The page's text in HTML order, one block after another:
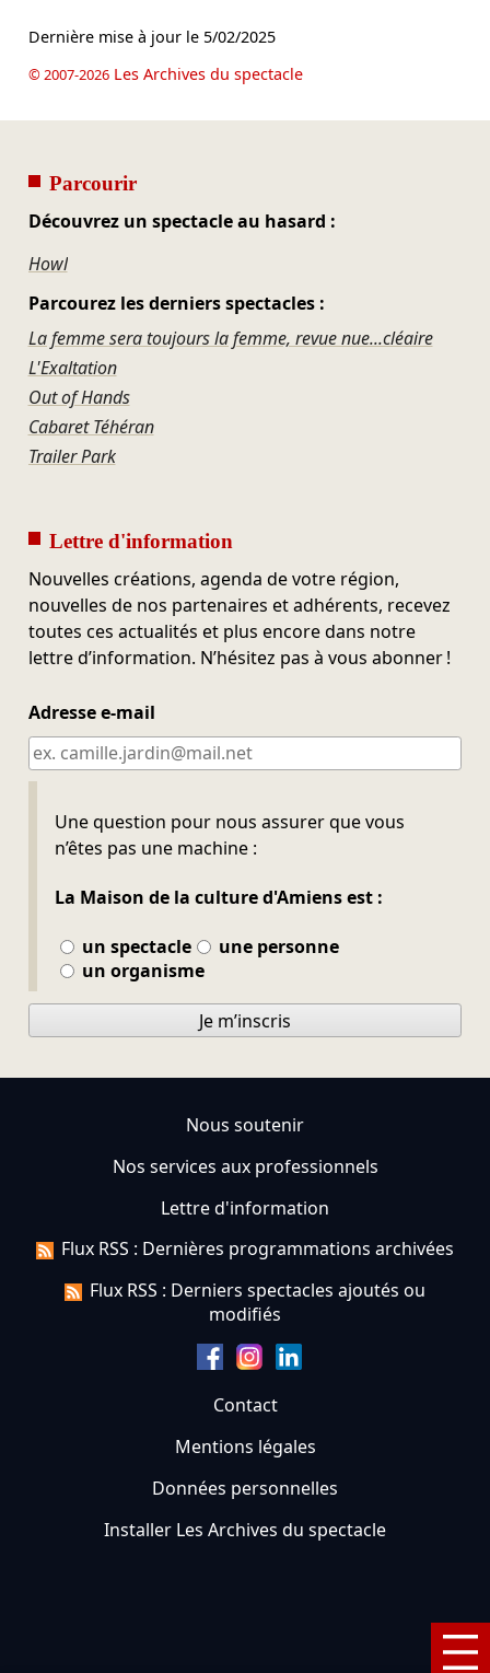
Dernière mise à jour le 5/02/2025
© 2007-2026Les Archives du spectacle
Parcourir
Découvrez un spectacle au hasard :
Howl
Parcourez les derniers spectacles :
La femme sera toujours la femme, revue nue...cléaire
L'Exaltation
Out of Hands
Cabaret Téhéran
Trailer Park
Lettre d'information
Nouvelles créations, agenda de votre région,
nouvelles de nos partenaires et adhérents, recevez
toutes ces actualités et plus encore dans notre
lettre d’information. N’hésitez pas à vous abonner !
Adresse e-mail
Une question pour nous assurer que vous
n’êtes pas une machine :
La Maison de la culture d'Amiens est :
un spectacle
une personne
un organisme
Ne pas remplir
Je m’inscris
Nous soutenir
Nos services aux professionnels
Lettre d'information
Flux RSS : Dernières programmations archivées
Flux RSS : Derniers spectacles ajoutés ou
modifiés
Contact
Mentions légales
Données personnelles
Installer Les Archives du spectacle